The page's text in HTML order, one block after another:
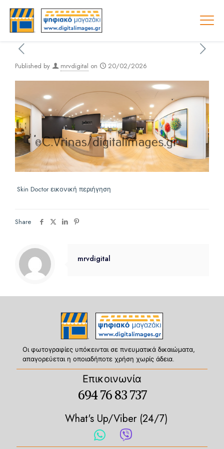
Published by mrvdigital on 20/02/2026
Skin Doctor εικονική περιήγηση
Share
mrvdigital
Οι φωτογραφίες υπόκεινται σε πνευματικά δικαιώματα,
απαγορεύεται η οποιαδήποτε χρήση χωρίς άδεια.
Επικοινωνία
694 76 83 737
What's Up/Viber (24/7)